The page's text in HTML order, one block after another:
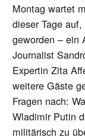
Montag wartet
dieser Tage
geworden – ein
Journalist
Expertin Zita
weitere Gäste
Fragen nach:
Wladimir Putin
militärisch zu